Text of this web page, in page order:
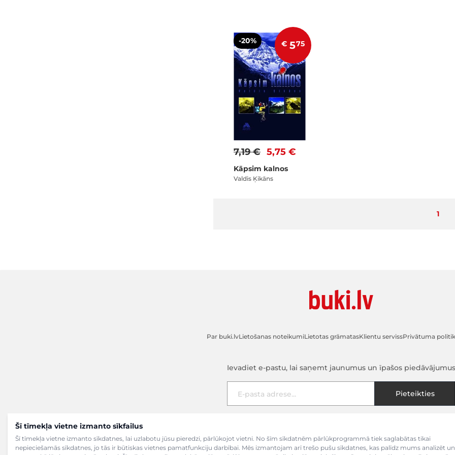
Šī tīmekļa vietne izmanto sīkfailus
Šī tīmekļa vietne izmanto sīkdatnes, lai uzlabotu jūsu pieredzi, pārlūkojot vietni. No šīm sīkdatnēm pārlūkprogrammā tiek saglabātas tikai
nepieciešamās sīkdatnes, jo tās ir būtiskas vietnes pamatfunkciju darbībai. Mēs izmantojam arī trešo pušu sīkdatnes, kas palīdz mums analizēt un
-20% € 575
5,75 €
7,19 €
Kāpsim kalnos
Valdis Ķikāns
1
Par buki.lvLietošanas noteikumiLietotas grāmatasKlientu servissPrivātuma
Ievadiet e-pastu, lai saņemt jaunumus un īpašos piedāvājumus
Pieteikties